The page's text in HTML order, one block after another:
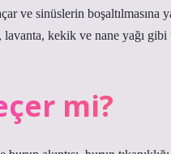
ve sinüslerin boşaltılmasına
kekik ve nane yağı gibi
mi?